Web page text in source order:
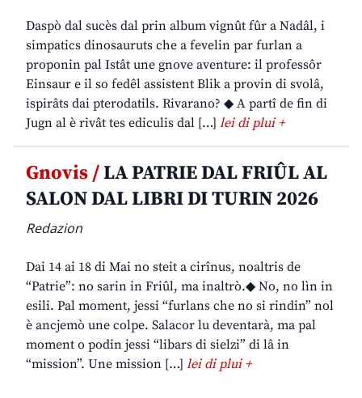
Daspò dal sucès dal prin album vignût fûr a Nadâl, i
simpatics dinosauruts che a fevelin par furlan a
proponin pal Istât une gnove aventure: il professôr
Einsaur e il so fedêl assistent Blik a provin di svolâ,
ispirâts dai pterodatils. Rivarano? ◆ A partî de fin di
Jugn al è rivât tes ediculis dal […] lei di plui +
Gnovis /LA PATRIE DAL FRIÛL AL
SALON DAL LIBRI DI TURIN 2026
Redazion
Dai 14 ai 18 di Mai no steit a cirînus, noaltris de
“Patrie”: no sarin in Friûl, ma inaltrò.◆ No, no lìn in
esili. Pal moment, jessi “furlans che no si rindin” nol
è ancjemò une colpe. Salacor lu deventarà, ma pal
moment o podin jessi “libars di sielzi” di lâ in
“mission”. Une mission […] lei di plui +